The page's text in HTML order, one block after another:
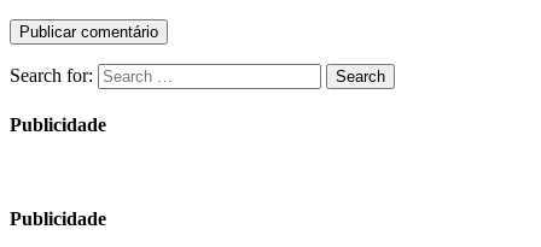
Search for: Search
Publicidade
Publicidade